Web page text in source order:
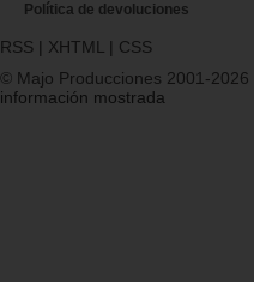
Política de devoluciones
RSS | XHTML | CSS
© Majo Producciones 2001-2026
información mostrada